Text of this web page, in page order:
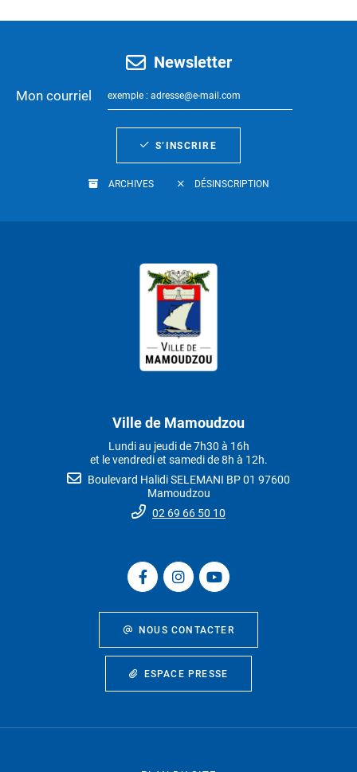
Newsletter
Mon courriel
S’INSCRIRE
ARCHIVES DÉSINSCRIPTION
Ville de Mamoudzou
Lundi au jeudi de 7h30 à 16h
et le vendredi et samedi de 8h à 12h.
Boulevard Halidi SELEMANI BP 01 97600
Mamoudzou
02 69 66 50 10
NOUS CONTACTER
ESPACE PRESSE